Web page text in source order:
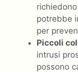
potrebbe
per
Piccoli
intrusi
possono